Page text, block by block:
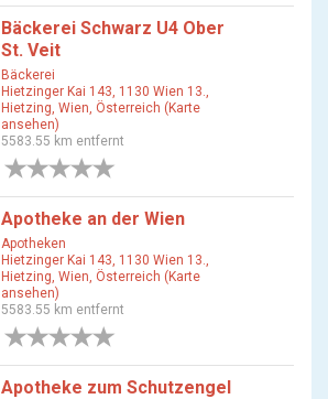
Bäckerei Schwarz U4 Ober
St. Veit
Bäckerei
Hietzinger Kai 143, 1130 Wien 13.,
Hietzing, Wien, Österreich (Karte
ansehen)
5583.55 km entfernt
Apotheke an der Wien
Apotheken
Hietzinger Kai 143, 1130 Wien 13.,
Hietzing, Wien, Österreich (Karte
ansehen)
5583.55 km entfernt
Apotheke zum Schutzengel